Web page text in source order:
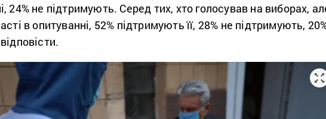
24% не підтримують. Серед тих, хто голосував на виборах,
в опитуванні, 52% підтримують її, 28% не підтримують,